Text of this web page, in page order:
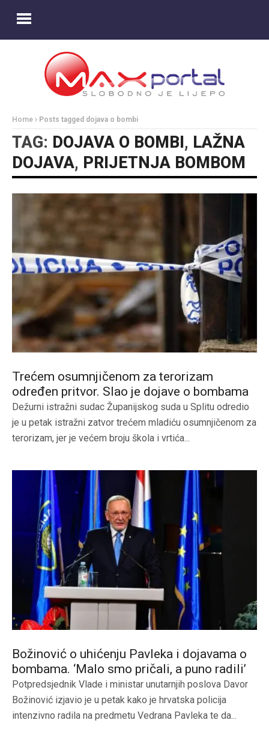
Home Posts tagged dojava o bombi
TAG: DOJAVA O BOMBI , LAŽNA
DOJAVA, PRIJETNJA BOMBOM
Trećem osumnjičenom za terorizam
određen pritvor. Slao je dojave o bombama
Dežurni istražni sudac Županijskog suda u Splitu odredio
je u petak istražni zatvor trećem mladiću osumnjičenom za
terorizam, jer je većem broju škola i vrtića...
Božinović o uhićenju Pavleka i dojavama o
bombama. ‘Malo smo pričali, a puno radili’
Potpredsjednik Vlade i ministar unutarnjih poslova Davor
Božinović izjavio je u petak kako je hrvatska policija
intenzivno radila na predmetu Vedrana Pavleka te da...